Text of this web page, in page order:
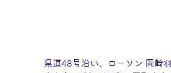
県道48号沿い、ローソン 岡崎